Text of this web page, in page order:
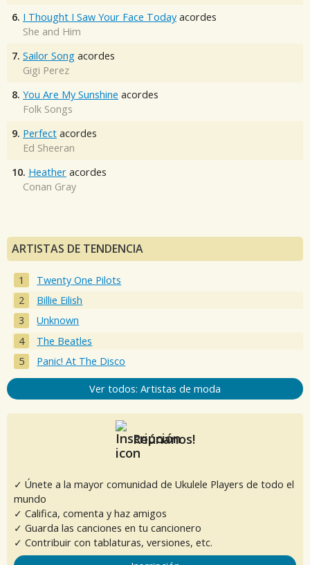
6. I Thought I Saw Your Face Today acordes
She and Him
7. Sailor Song acordes
Gigi Perez
8. You Are My Sunshine acordes
Folk Songs
9. Perfect acordes
Ed Sheeran
10. Heather acordes
Conan Gray
ARTISTAS DE TENDENCIA
Twenty One Pilots
Billie Eilish
Unknown
The Beatles
Panic! At The Disco
Ver todos: Artistas de moda
Reúnanos!
✓ Únete a la mayor comunidad de Ukulele Players de todo el
mundo
✓ Califica, comenta y haz amigos
✓ Guarda las canciones en tu cancionero
✓ Contribuir con tablaturas, versiones, etc.